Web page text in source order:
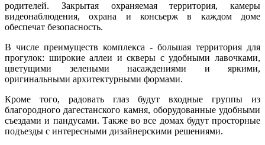
родителей. Закрытая охраняемая территория, камеры
видеонаблюдения, охрана и консьерж в каждом доме
обеспечат безопасность.
В числе преимуществ комплекса - большая территория для
прогулок: широкие аллеи и скверы с удобными лавочками,
цветущими зелеными насаждениями и яркими,
оригинальными архитектурными формами.
Кроме того, радовать глаз будут входные группы из
благородного дагестанского камня, оборудованные удобными
съездами и пандусами. Также во все домах будут просторные
подъезды с интересными дизайнерскими решениями.